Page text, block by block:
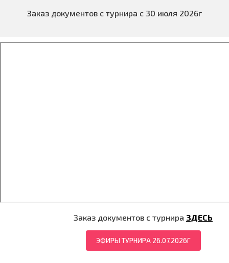
Заказ документов с турнира с 30 июля 2026г
Заказ документов с турнира ЗДЕСЬ
ЭФИРЫ ТУРНИРА 26.07.2026Г